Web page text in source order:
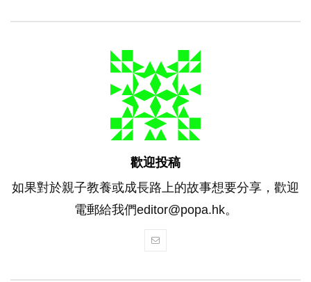
歡迎投稿
如果對於親子教養或成長路上的故事想要分享，歡迎
電郵給我們editor@popa.hk。